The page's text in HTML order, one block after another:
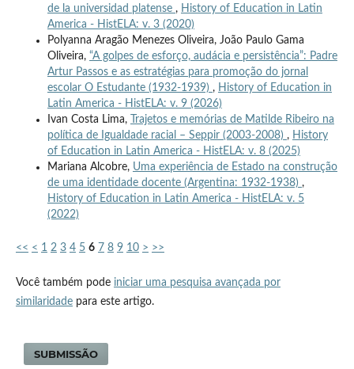
de la universidad platense , History of Education in Latin
America - HistELA: v. 3 (2020)
Polyanna Aragão Menezes Oliveira, João Paulo Gama
Oliveira, “A golpes de esforço, audácia e persistência”: Padre
Artur Passos e as estratégias para promoção do jornal
escolar O Estudante (1932-1939) , History of Education in
Latin America - HistELA: v. 9 (2026)
Ivan Costa Lima,
Trajetos e memórias de Matilde Ribeiro na
política de Igualdade racial – Seppir (2003-2008) , History
of Education in Latin America - HistELA: v. 8 (2025)
Mariana Alcobre, Uma experiência de Estado na construção
de uma identidade docente (Argentina: 1932-1938) ,
History of Education in Latin America - HistELA: v. 5
(2022)
<< < 1 2 3 4 5 6 7 8 9 10 > >>
Você também pode iniciar uma pesquisa avançada por
similaridadepara este artigo.
SUBMISSÃO